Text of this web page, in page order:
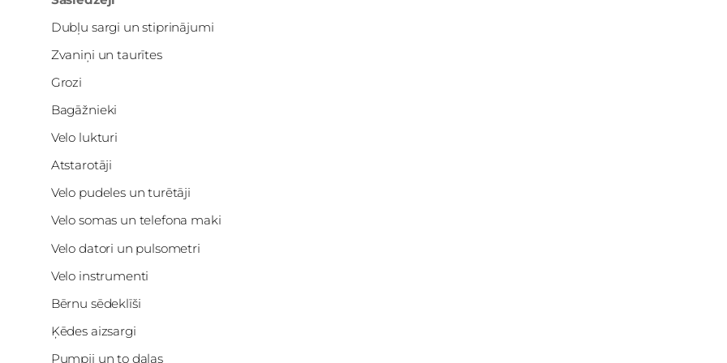
Dubļu sargi un stiprinājumi
Zvaniņi un taurītes
Grozi
Bagāžnieki
Velo lukturi
Atstarotāji
Velo pudeles un turētāji
Velo somas un telefona maki
Velo datori un pulsometri
Velo instrumenti
Bērnu sēdeklīši
Ķēdes aizsargi
Pumpji un to daļas